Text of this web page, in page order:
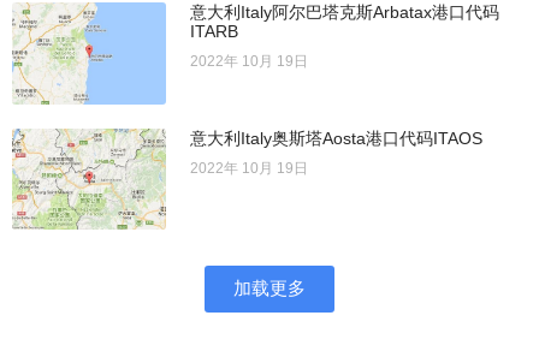
意大利Italy阿尔巴塔克斯Arbatax港口代码
ITARB
2022年 10月 19日
意大利Italy奥斯塔Aosta港口代码ITAOS
2022年 10月 19日
加载更多